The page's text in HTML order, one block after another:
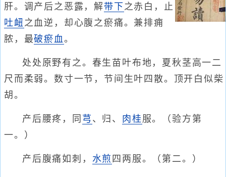
肝。调产后之恶露，解带下 之赤白，止
吐衄 之血逆，却心腹之瘀痛。兼排痈
脓，最破瘀血。
处处原野有之。春生苗叶布地，夏秋茎高一二
尺而柔弱。数寸一节，节间生叶四散。顶开白似柴
胡。
产后腰疼，同 芎 、归、 肉桂 服。（验方第
一。）
产后腹痛如刺， 水煎 四两服。（第二。）